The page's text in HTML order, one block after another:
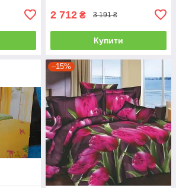
2 712 ₴ 3 191 ₴
Купити
–15%